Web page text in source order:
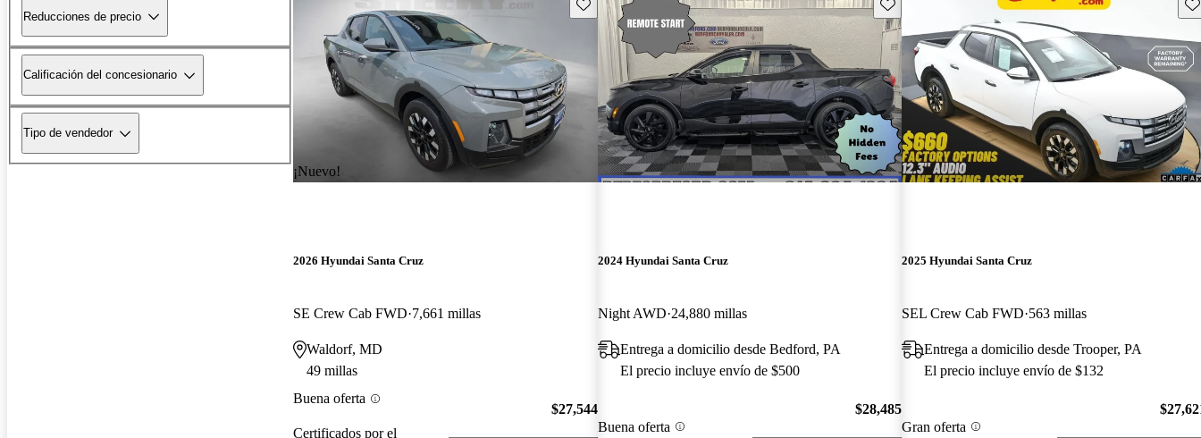
Reducciones de precio
Calificación del concesionario
Tipo de vendedor
¡Nuevo!
Guarda este Aviso
2026 Hyundai Santa Cruz
SE Crew Cab FWD 7,661 millas
Waldorf, MD
49 millas
Buena oferta
Certificados por el
$27,544
Guarda este Aviso
2024 Hyundai Santa Cruz
Night AWD 24,880 millas
Entrega a domicilio desde Bedford, PA
El precio incluye envío de $500
Buena oferta
$28,485
2025 Hyundai Santa Cruz
SEL Crew Cab FWD 563 millas
Entrega a domicilio desde Trooper, PA
El precio incluye envío de $132
Gran oferta